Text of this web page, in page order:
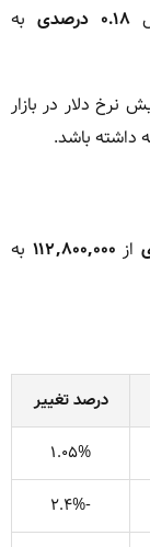
۰.۱۸ درصدی
به
نرخ دلار در بازار
داشته باشد.
از ۱۱۲,۸۰۰,۰۰۰ به
درصد تغییر
۱.۰۵%
-۲.۴%